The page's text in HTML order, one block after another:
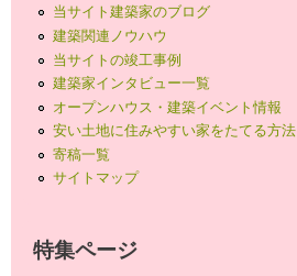
当サイト建築家のブログ
建築関連ノウハウ
当サイトの竣工事例
建築家インタビュー一覧
オープンハウス・建築イベント情報
安い土地に住みやすい家をたてる方法
寄稿一覧
サイトマップ
特集ページ